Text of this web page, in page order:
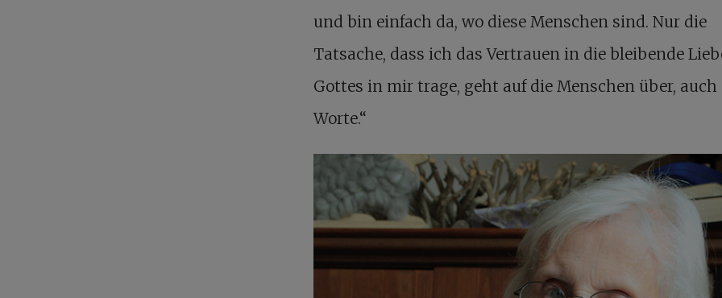
und bin einfach da, wo diese Menschen sind. Nur die
Tatsache, dass ich das Vertrauen in die bleibende
Gottes in mir trage, geht auf die Menschen über, auch
Worte.“